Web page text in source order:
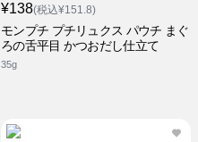
¥138(税込¥151.8)
モンプチ プチリュクス パウチ まぐ
ろの舌平目 かつおだし仕立て
35g